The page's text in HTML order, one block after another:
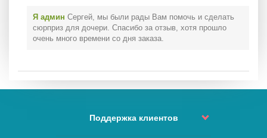
Я админ Сергей, мы были рады Вам помочь и сделать
сюрприз для дочери. Спасибо за отзыв, хотя прошло
очень много времени со дня заказа.
Поддержка клиентов